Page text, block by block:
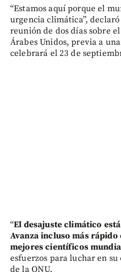
“Estamos aquí porque el
urgencia climática”,
reunión de dos días sobre
Árabes Unidos, previa a
celebrará el 23 de
“El desajuste climático
Avanza incluso más
mejores científicos
esfuerzos para luchar en
de la ONU.